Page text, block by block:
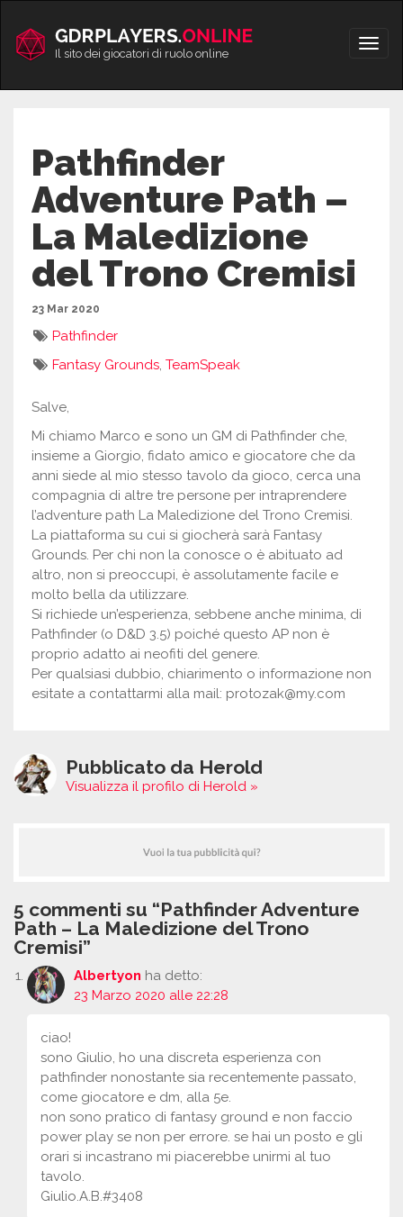
contenuto
Apri/
Il sito dei giocatori di ruolo online
Pathfinder
Adventure Path –
La Maledizione
del Trono Cremisi
23 Mar 2020
Pathfinder
Fantasy Grounds,TeamSpeak
Salve,
Mi chiamo Marco e sono un GM di Pathfinder che,
insieme a Giorgio, fidato amico e giocatore che da
anni siede al mio stesso tavolo da gioco, cerca una
compagnia di altre tre persone per intraprendere
l’adventure path La Maledizione del Trono Cremisi.
La piattaforma su cui si giocherà sarà Fantasy
Grounds. Per chi non la conosce o è abituato ad
altro, non si preoccupi, è assolutamente facile e
molto bella da utilizzare.
Si richiede un’esperienza, sebbene anche minima, di
Pathfinder (o D&D 3.5) poiché questo AP non è
proprio adatto ai neofiti del genere.
Per qualsiasi dubbio, chiarimento o informazione non
esitate a contattarmi alla mail: protozak@my.com
Pubblicato da Herold
Visualizza il profilo di Herold »
5 commenti su “Pathfinder Adventure
Path – La Maledizione del Trono
Cremisi”
Albertyon ha detto:
23 Marzo 2020 alle 22:28
ciao!
sono Giulio, ho una discreta esperienza con
pathfinder nonostante sia recentemente passato,
come giocatore e dm, alla 5e.
non sono pratico di fantasy ground e non faccio
power play se non per errore. se hai un posto e gli
orari si incastrano mi piacerebbe unirmi al tuo
tavolo.
Giulio.A.B.#3408